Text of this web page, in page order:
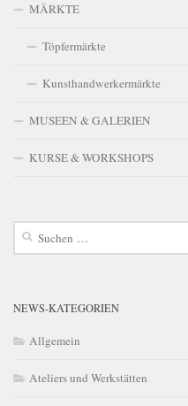
MÄRKTE
Töpfermärkte
Kunsthandwerkermärkte
MUSEEN & GALERIEN
KURSE & WORKSHOPS
Suchen
NEWS-KATEGORIEN
Allgemein
Ateliers und Werkstätten